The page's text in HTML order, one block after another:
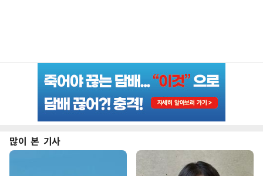
많이 본 기사